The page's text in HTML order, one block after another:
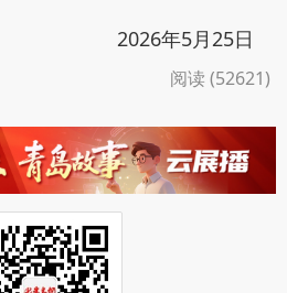
2026年5月25日
阅读 (52621)